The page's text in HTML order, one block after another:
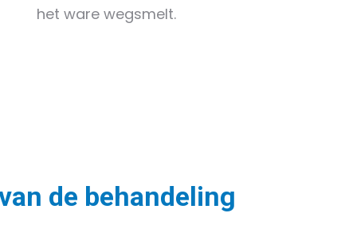
het ware wegsmelt.
de behandeling